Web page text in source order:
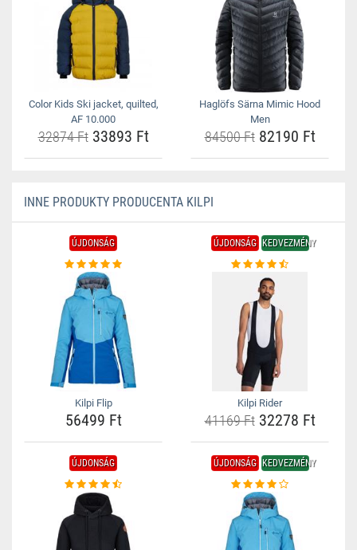
Color Kids Ski jacket, quilted,
AF 10.000
32874 Ft33893 Ft
Haglöfs Särna Mimic Hood
Men
84500 Ft82190 Ft
INNE PRODUKTY PRODUCENTA KILPI
ÚJDONSÁG
Kilpi Flip
56499 Ft
ÚJDONSÁG KEDVEZMÉNY
Kilpi Rider
41169 Ft32278 Ft
ÚJDONSÁG ÚJDONSÁG KEDVEZMÉNY